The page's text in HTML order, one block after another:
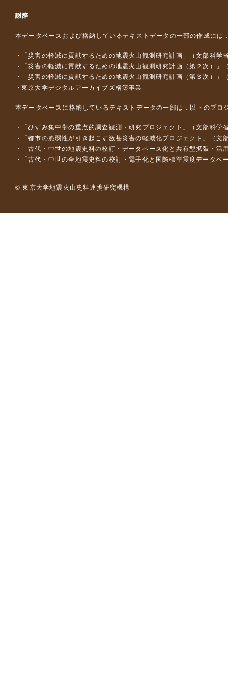
謝辞
本データベースおよび格納しているテキストデータの一部の作成には
「災害の軽減に貢献するための地震火山観測研究計画」（文部科学
「災害の軽減に貢献するための地震火山観測研究計画（第２次）」
「災害の軽減に貢献するための地震火山観測研究計画（第３次）」
東京大学デジタルアーカイブズ構築事業
本データベースに格納しているテキストデータの一部は，以下のプロ
「ひずみ集中帯の重点的調査観測・研究プロジェクト」（文部科
「都市の脆弱性が引き起こす激甚災害の軽減化プロジェクト」（
「古代・中世の地震史料の校訂・データベース化と共有型拡張・
「古代・中世の全地震史料の校訂・電子化と国際標準震度データ
© 東京大学地震火山史料連携研究機構